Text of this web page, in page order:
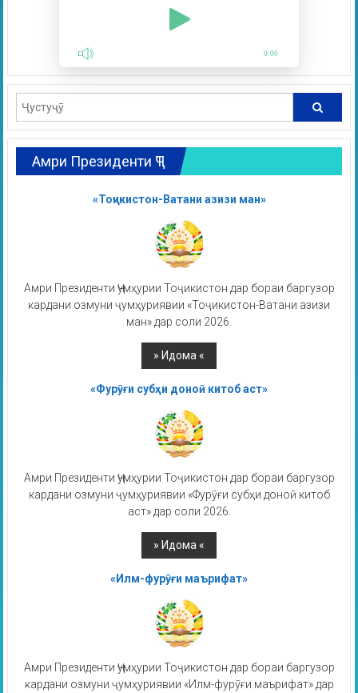
0:00
Амри Президенти ҶТ
«Тоҷикистон-Ватани азизи ман»
Амри Президенти Ҷумҳурии Тоҷикистон дар бораи баргузор
кардани озмуни ҷумҳуриявии «Тоҷикистон-Ватани азизи
ман» дар соли 2026.
«Фурӯғи субҳи доноӣ китоб аст»
Амри Президенти Ҷумҳурии Тоҷикистон дар бораи баргузор
кардани озмуни ҷумҳуриявии «Фурӯғи субҳи доноӣ китоб
аст» дар соли 2026.
«Илм-фурӯғи маърифат»
Амри Президенти Ҷумҳурии Тоҷикистон дар бораи баргузор
кардани озмуни ҷумҳуриявии «Илм-фурӯғи маърифат» дар